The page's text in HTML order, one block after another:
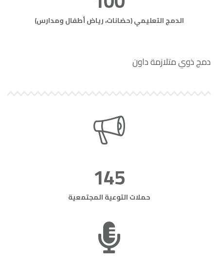
الدمج التعليمي (حضانات، رياض أطفال ومدارس)
دمج ذوي متلازمة داون
145
حملات التوعية المجتمعية